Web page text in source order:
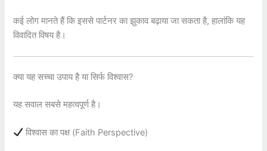
कई लोग मानते हैं कि इससे पार्टनर का झुकाव बढ़ाया जा सकता है, हालांकि यह
विवादित विषय है।
क्या यह सच्चा उपाय है या सिर्फ विश्वास?
यह सवाल सबसे महत्वपूर्ण है।
विश्वास का पक्ष (Faith Perspective)